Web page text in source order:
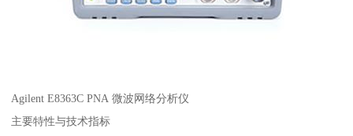
Agilent E8363C PNA 微波网络分析仪
主要特性与技术指标